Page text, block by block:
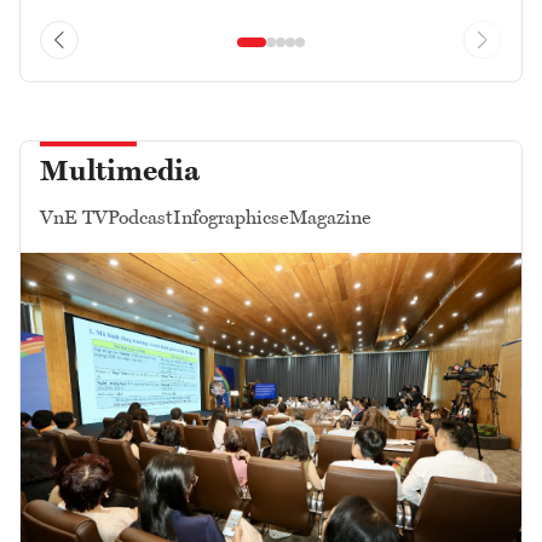
Multimedia
VnE TVPodcastInfographicseMagazine